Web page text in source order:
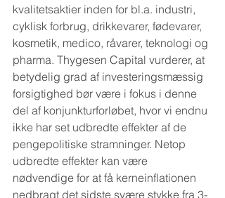
kvalitetsaktier inden for bl.a. industri,
cyklisk forbrug, drikkevarer, fødevarer,
kosmetik, medico, råvarer, teknologi og
pharma. Thygesen Capital vurderer, at
betydelig grad af investeringsmæssig
forsigtighed bør være i fokus i denne
del af konjunkturforløbet, hvor vi endnu
ikke har set udbredte effekter af de
pengepolitiske stramninger. Netop
udbredte effekter kan være
nødvendige for at få kerneinflationen
nedbragt det sidste svære stykke fra 3-